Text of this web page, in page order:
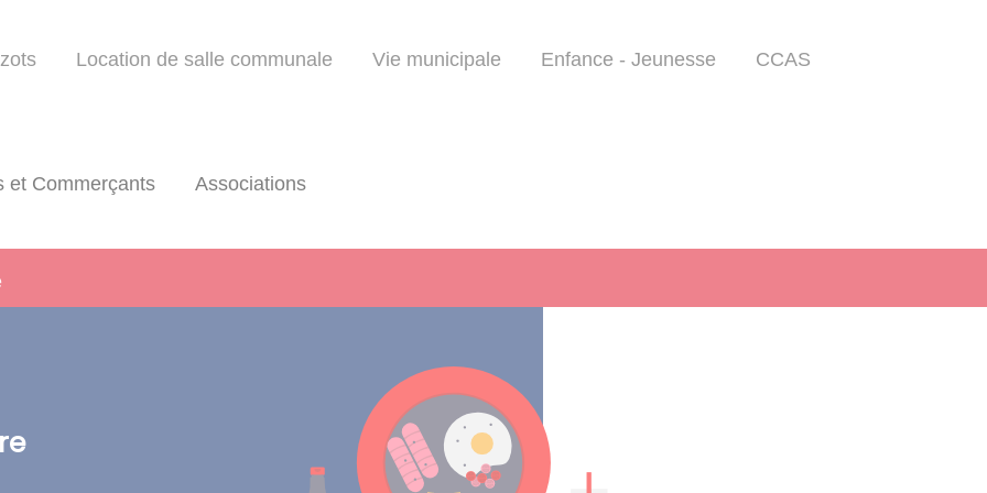
Location de salle communale Vie municipale Enfance - Jeunesse CCAS
et Commerçants Associations